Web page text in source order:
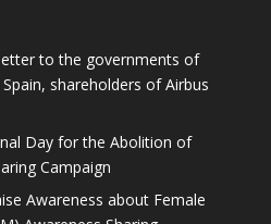
to the governments of
shareholders of Airbus
Day for the Abolition of
Campaign
Awareness about Female